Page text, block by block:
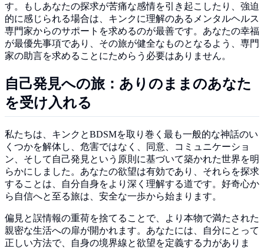
す。もしあなたの探求が苦痛な感情を引き起こしたり、強迫
的に感じられる場合は、キンクに理解のあるメンタルヘルス
専門家からのサポートを求めるのが最善です。あなたの幸福
が最優先事項であり、その旅が健全なものとなるよう、専門
家の助言を求めることにためらう必要はありません。
自己発見への旅：ありのままのあなた
を受け入れる
私たちは、キンクとBDSMを取り巻く最も一般的な神話のい
くつかを解体し、危害ではなく、同意、コミュニケーショ
ン、そして自己発見という原則に基づいて築かれた世界を明
らかにしました。あなたの欲望は有効であり、それらを探求
することは、自分自身をより深く理解する道です。好奇心か
ら自信へと至る旅は、安全な一歩から始まります。
偏見と誤情報の重荷を捨てることで、より本物で満たされた
親密な生活への扉が開かれます。あなたには、自分にとって
正しい方法で、自身の境界線と欲望を定義する力がありま